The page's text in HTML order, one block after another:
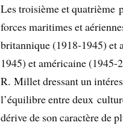
Les troisième et quatrième
forces maritimes et
britannique (1918-1945) et
1945) et américaine
R. Millet dressant un
l’équilibre entre deux
dérive de son caractère de